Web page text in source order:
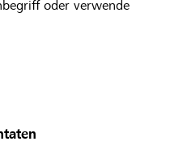
oder verwende